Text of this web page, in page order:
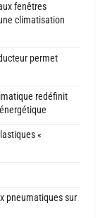
fenêtres
climatisation
permet
redéfinit
«
pneumatiques sur